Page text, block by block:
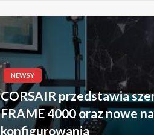
NEWSY
CORSAIR przedstawia
FRAME 4000 oraz nowe
konfigurowania